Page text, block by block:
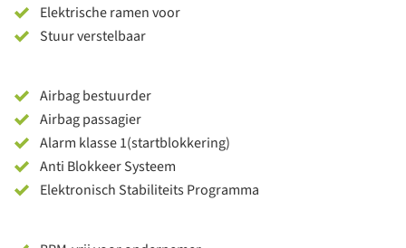
Elektrische ramen voor
Stuur verstelbaar
Airbag bestuurder
Airbag passagier
Alarm klasse 1(startblokkering)
Anti Blokkeer Systeem
Elektronisch Stabiliteits Programma